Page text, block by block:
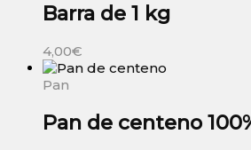
Barra de 1 kg
4,00€
Pan
Pan de centeno